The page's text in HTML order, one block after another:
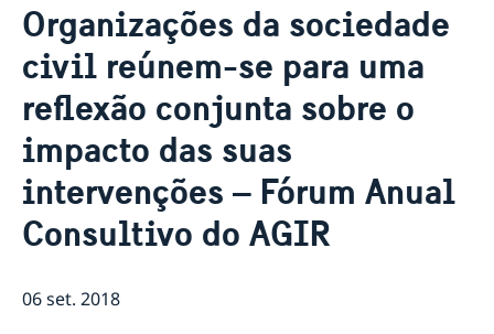
Sobre nós
Pessoal da Embaixada
Atualidades
Notícias
Vaga para Oficial de Comunicação
Vistos e Permissões de Residência, Trabalho e
Estudante para a Suécia
Contratação de serviços de monitoria em Niassa
para a Embaixada da Suécia em Maputo
Suécia e parceiros lançam subsídio para crianças em
Organizações da sociedade
civil reúnem-se para uma
reflexão conjunta sobre o
impacto das suas
intervenções – Fórum Anual
Consultivo do AGIR
06 set. 2018